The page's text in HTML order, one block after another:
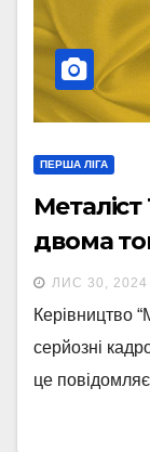
ПЕРША ЛІГА
двома
ЛИС 30, 2024
Керівництво
серйозні
це